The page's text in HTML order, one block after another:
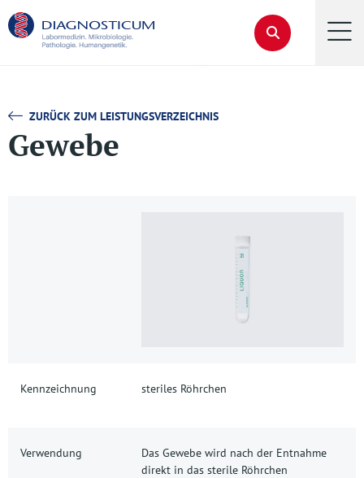
ZURÜCK ZUM LEISTUNGSVERZEICHNIS
Gewebe
Kennzeichnung steriles Röhrchen
Verwendung
Das Gewebe wird nach der Entnahme
direkt in das sterile Röhrchen